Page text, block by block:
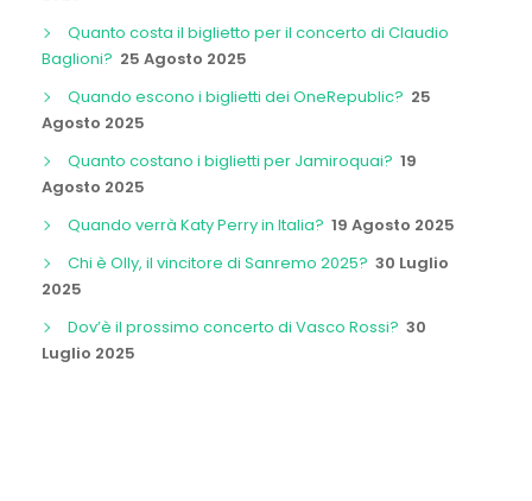
Quanto costa il biglietto per il concerto di Claudio
Baglioni? 25 Agosto 2025
Quando escono i biglietti dei OneRepublic? 25
Agosto 2025
Quanto costano i biglietti per Jamiroquai? 19
Agosto 2025
Quando verrà Katy Perry in Italia? 19 Agosto 2025
Chi è Olly, il vincitore di Sanremo 2025? 30 Luglio
2025
Dov’è il prossimo concerto di Vasco Rossi? 30
Luglio 2025